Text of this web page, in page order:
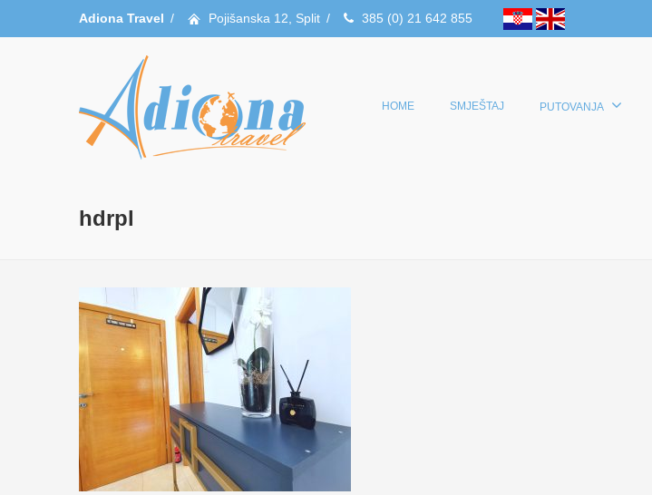
Adiona Travel / Pojišanska 12, Split / 385 (0) 21 642 855
HOME SMJEŠTAJ PUTOVANJA
hdrpl